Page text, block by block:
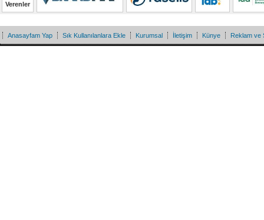
Verenler
Anasayfam Yap Sık Kullanılanlara Ekle Kurumsal İletişim Künye Reklam ve